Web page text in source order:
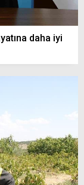
daha iyi